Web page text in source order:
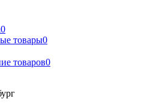
0
товары0
товаров0